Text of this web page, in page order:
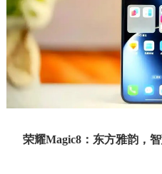
荣耀Magic8：东方雅韵，